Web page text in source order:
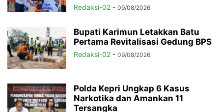
Redaksi-02 - 09/08/2026
Bupati Karimun Letakkan Batu
Pertama Revitalisasi Gedung BPS
Redaksi-02 - 09/08/2026
Polda Kepri Ungkap 6 Kasus
Narkotika dan Amankan 11
Tersangka